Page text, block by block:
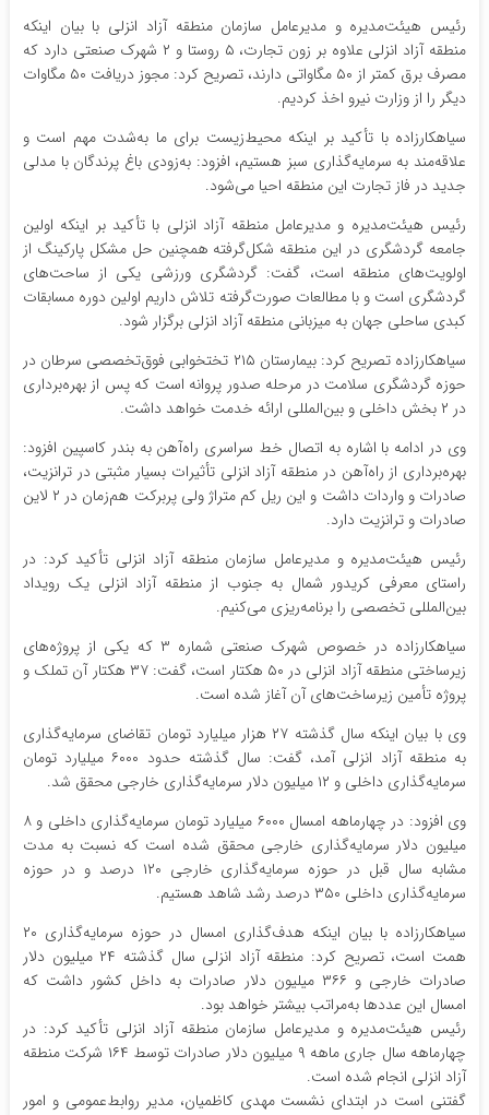
رئیس هیئت‌مدیره و مدیرعامل سازمان منطقه آزاد انزلی با بیان اینکه
منطقه آزاد انزلی علاوه بر زون تجارت، ۵ روستا و ۲ شهرک صنعتی دارد که
مصرف برق کمتر از ۵۰ مگاواتی دارند، تصریح کرد: مجوز دریافت ۵۰ مگاوات
دیگر را از وزارت نیرو اخذ کردیم.
سیاهکارزاده با تأکید بر اینکه محیط‌زیست برای ما به‌شدت مهم است و
علاقه‌مند به سرمایه‌گذاری سبز هستیم، افزود: به‌زودی باغ پرندگان با مدلی
جدید در فاز تجارت این منطقه احیا می‌شود.
رئیس هیئت‌مدیره و مدیرعامل منطقه آزاد انزلی با تأکید بر اینکه اولین
جامعه گردشگری در این منطقه شکل‌گرفته همچنین حل مشکل پارکینگ از
اولویت‌های منطقه است، گفت: گردشگری ورزشی یکی از ساحت‌های
گردشگری است و با مطالعات صورت‌گرفته تلاش داریم اولین دوره مسابقات
کبدی ساحلی جهان به میزبانی منطقه آزاد انزلی برگزار شود.
سیاهکارزاده تصریح کرد: بیمارستان ۲۱۵ تختخوابی فوق‌تخصصی سرطان در
حوزه گردشگری سلامت در مرحله صدور پروانه است که پس از بهره‌برداری
در ۲ بخش داخلی و بین‌المللی ارائه خدمت خواهد داشت.
وی در ادامه با اشاره به اتصال خط سراسری راه‌آهن به بندر کاسپین افزود:
بهره‌برداری از راه‌آهن در منطقه آزاد انزلی تأثیرات بسیار مثبتی در ترانزیت،
صادرات و واردات داشت و این ریل کم متراژ ولی پربرکت هم‌زمان در ۲ لاین
صادرات و ترانزیت دارد.
رئیس هیئت‌مدیره و مدیرعامل سازمان منطقه آزاد انزلی تأکید کرد: در
راستای معرفی کریدور شمال به جنوب از منطقه آزاد انزلی یک رویداد
بین‌المللی تخصصی را برنامه‌ریزی می‌کنیم.
سیاهکارزاده در خصوص شهرک صنعتی شماره ۳ که یکی از پروژه‌های
زیرساختی منطقه آزاد انزلی در ۵۰ هکتار است، گفت: ۳۷ هکتار آن تملک و
پروژه تأمین زیرساخت‌های آن آغاز شده است.
وی با بیان اینکه سال گذشته ۲۷ هزار میلیارد تومان تقاضای سرمایه‌گذاری
به منطقه آزاد انزلی آمد، گفت: سال گذشته حدود ۶۰۰۰ میلیارد تومان
سرمایه‌گذاری داخلی و ۱۲ میلیون دلار سرمایه‌گذاری خارجی محقق شد.
وی افزود: در چهارماهه امسال ۶۰۰۰ میلیارد تومان سرمایه‌گذاری داخلی و ۸
میلیون دلار سرمایه‌گذاری خارجی محقق شده است که نسبت به مدت
مشابه سال قبل در حوزه سرمایه‌گذاری خارجی ۱۲۰ درصد و در حوزه
سرمایه‌گذاری داخلی ۳۵۰ درصد رشد شاهد هستیم.
سیاهکارزاده با بیان اینکه هدف‌گذاری امسال در حوزه سرمایه‌گذاری ۲۰
همت است، تصریح کرد: منطقه آزاد انزلی سال گذشته ۲۴ میلیون دلار
صادرات خارجی و ۳۶۶ میلیون دلار صادرات به داخل کشور داشت که
امسال این عددها به‌مراتب بیشتر خواهد بود.
رئیس هیئت‌مدیره و مدیرعامل سازمان منطقه آزاد انزلی تأکید کرد: در
چهارماهه سال جاری ماهه ۹ میلیون دلار صادرات توسط ۱۶۴ شرکت منطقه
آزاد انزلی انجام شده است.
گفتنی است در ابتدای نشست مهدی کاظمیان، مدیر روابط‌عمومی و امور